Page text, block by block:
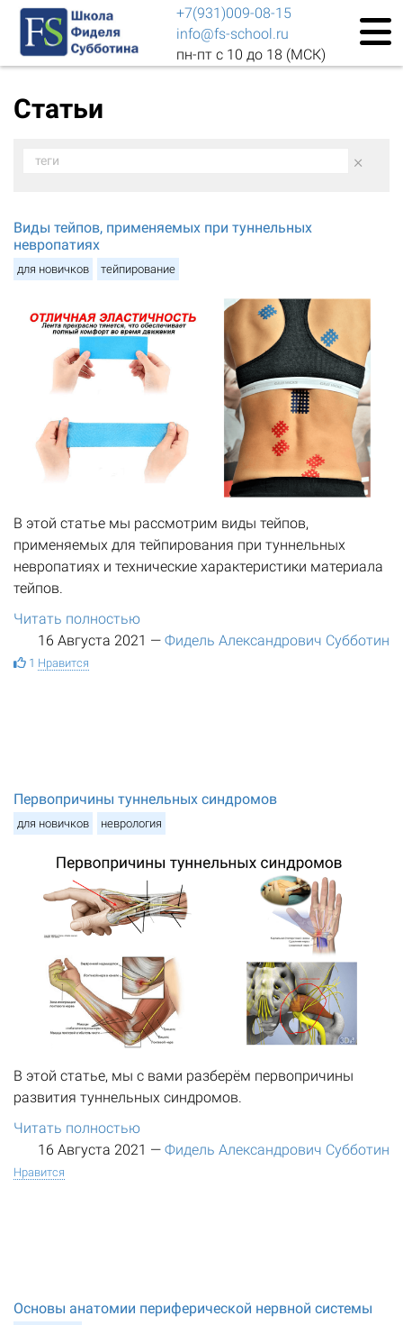
+7(931)009-08-15
info@fs-school.ru
пн-пт с 10 до 18 (МСК)
Статьи
×
теги
Виды тейпов, применяемых при туннельных
невропатиях
для новичков тейпирование
В этой статье мы рассмотрим виды тейпов,
применяемых для тейпирования при туннельных
невропатиях и технические характеристики материала
тейпов.
Читать полностью
16 Августа 2021 — Фидель Александрович Субботин
1 Нравится
Первопричины туннельных синдромов
для новичков неврология
В этой статье, мы с вами разберём первопричины
развития туннельных синдромов.
Читать полностью
16 Августа 2021 — Фидель Александрович Субботин
Нравится
Основы анатомии периферической нервной системы